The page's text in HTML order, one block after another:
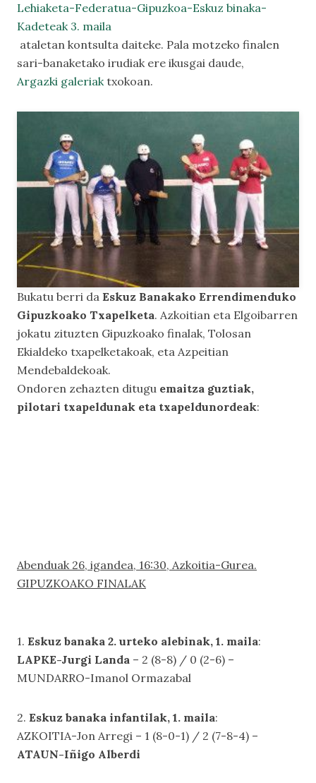
Lehiaketa-Federatua-Gipuzkoa-Eskuz binaka-
Kadeteak 3. maila
ataletan kontsulta daiteke. Pala motzeko finalen
sari-banaketako irudiak ere ikusgai daude,
Argazki galeriaktxokoan.
Bukatu berri da Eskuz Banakako Errendimenduko
Gipuzkoako Txapelketa. Azkoitian eta Elgoibarren
jokatu zituzten Gipuzkoako finalak, Tolosan
Ekialdeko txapelketakoak, eta Azpeitian
Mendebaldekoak.
Ondoren zehazten ditugu emaitza guztiak,
pilotari txapeldunak eta txapeldunordeak:
Abenduak 26, igandea, 16:30, Azkoitia-Gurea.
GIPUZKOAKO FINALAK
1. Eskuz banaka 2. urteko alebinak, 1. maila:
LAPKE-Jurgi Landa – 2 (8-8) / 0 (2-6) –
MUNDARRO-Imanol Ormazabal
2. Eskuz banaka infantilak, 1. maila:
AZKOITIA-Jon Arregi – 1 (8-0-1) / 2 (7-8-4) –
ATAUN-Iñigo Alberdi